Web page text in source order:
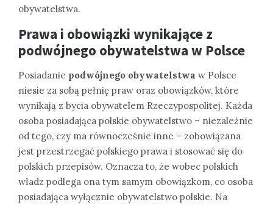
obywatelstwa.
Prawa i obowiązki wynikające z
podwójnego obywatelstwa w Polsce
Posiadanie podwójnego obywatelstwa w Polsce
niesie za sobą pełnię praw oraz obowiązków, które
wynikają z bycia obywatelem Rzeczypospolitej. Każda
osoba posiadająca polskie obywatelstwo – niezależnie
od tego, czy ma równocześnie inne – zobowiązana
jest przestrzegać polskiego prawa i stosować się do
polskich przepisów. Oznacza to, że wobec polskich
władz podlega ona tym samym obowiązkom, co osoba
posiadająca wyłącznie obywatelstwo polskie. Na